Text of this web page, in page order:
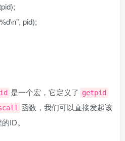
pid);
是一个宏，它定义了 getpid
函数，我们可以直接发起该
ID。